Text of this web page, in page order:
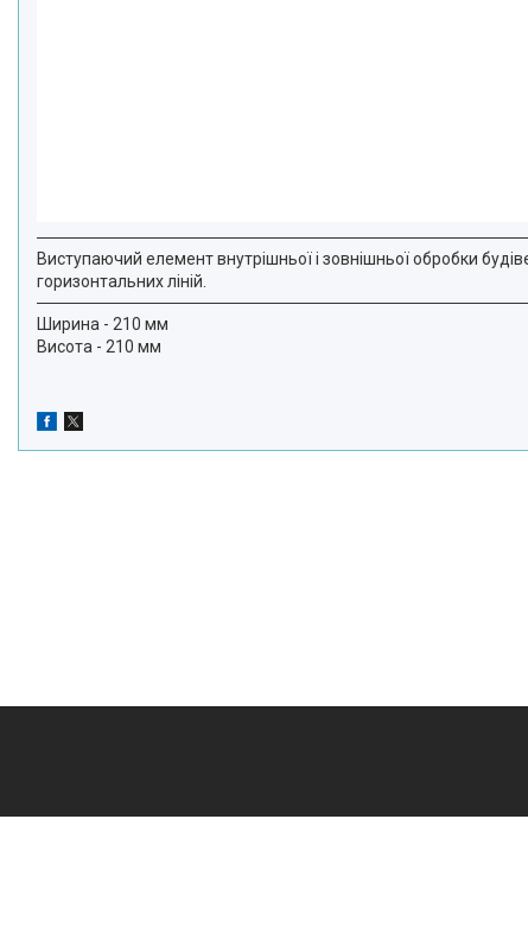
Виступаючий елемент внутрішньої і зовнішньої обробки
горизонтальних ліній.
Ширина - 210 мм
Висота - 210 мм